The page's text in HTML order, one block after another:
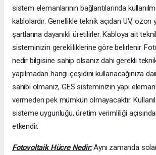
sistem elemanlarının bağlantılarında
kablolardır. Genellikle teknik açıdan UV, ozon
şartlarına dayanıklı üretilirler. Kabloya ait
sisteminizin gerekliliklerine göre belirlenir.
nedir bilgisine sahip olsanız dahi gerekli
yapılmadan hangi çeşidini kullanacağınıza
sahibi olmanız, GES sisteminizin yapı
vermeden pek mümkün olmayacaktır.
sisteme uygunluğu, üretim verimliliği
etkendir.
Fotovoltaik Hücre Nedir:Aynı zamanda